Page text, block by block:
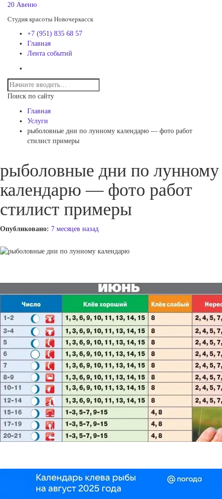
20 Авеню
Студия красоты Новочеркасск
+7 (951) 835 68 57
Главная
Лента событий
Поиск по сайту
Главная
Услуги
рыболовные дни по лунному календарю — фото работ
стилист примеры
рыболовные дни по лунному
календарю — фото работ
стилист примеры
Опубликовано: 7 месяцев назад